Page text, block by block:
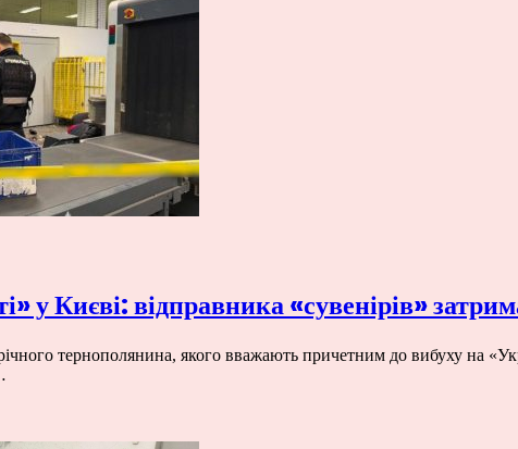
у Києві: відправника «сувенірів»
тернополянина, якого вважають причетним до вибуху на